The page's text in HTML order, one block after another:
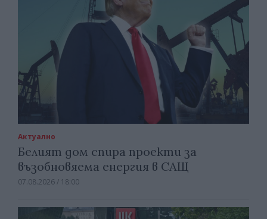
Актуално
Белият дом спира проекти за
възобновяема енергия в САЩ
07.08.2026 / 18:00